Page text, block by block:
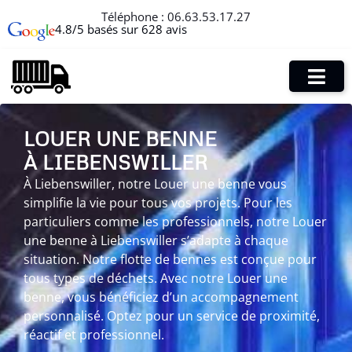
Téléphone : 06.63.53.17.27
4.8/5 basés sur 628 avis
LOUER UNE BENNE
À LIEBENSWILLER
À Liebenswiller, notre Louer une benne vous
simplifie la vie pour tous vos projets. Pour les
particuliers comme les professionnels, notre Louer
une benne à Liebenswiller s’adapte à chaque
situation. Notre flotte de bennes est conçue pour
tous types de déchets. Avec notre Louer une
benne, vous bénéficiez d’un accompagnement
personnalisé. Optez pour un service de proximité,
réactif et professionnel.